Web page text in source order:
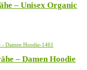
– Unisex Organic
– Damen Hoodie